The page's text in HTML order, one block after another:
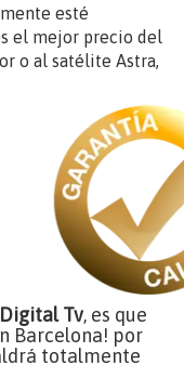
esté
el mejor precio del
o al satélite Astra,
Tv, es que
Barcelona! por
totalmente